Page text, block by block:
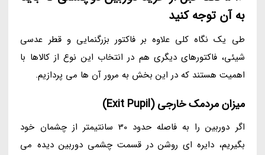
به آن توجه کنید
طی یک نگاه کلی علاوه بر فاکتور بزرگنمایی و قطر عدسی
شیئی، فاکتورهای دیگری هم در انتخاب این نوع از کالاها با
اهمیت هستند که در این بخش به مرور آن ها می پردازیم.
میزان مردمک خارجی (Exit Pupil)
اگر دوربین را به فاصله حدود 30 سانتیمتر از چشمان خود
بگیریم، دایره ای روشن در قسمت چشمی دوربین دیده می